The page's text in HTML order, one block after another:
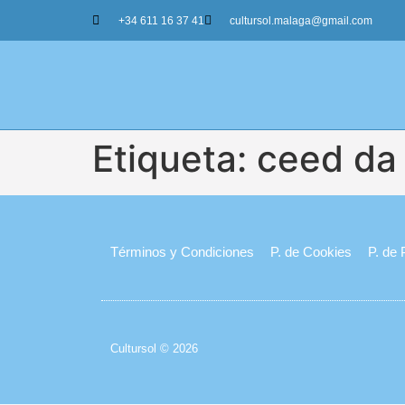
+34 611 16 37 41 cultursol.malaga@gmail.com
Etiqueta: ceed
Términos y Condiciones P. de Cookies P. de
Cultursol © 2026